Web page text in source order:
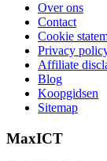
Over ons
Contact
Cookie
Privacy
Affiliate
Blog
Koopgidsen
Sitemap
MaxICT